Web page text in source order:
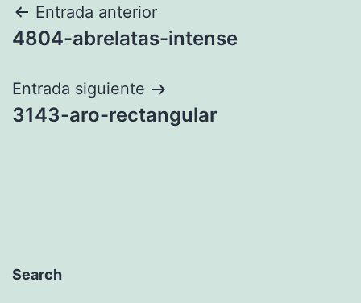
Navegación
de
entradas
Entrada anterior
4804-abrelatas-intense
Entrada siguiente
3143-aro-rectangular
Search